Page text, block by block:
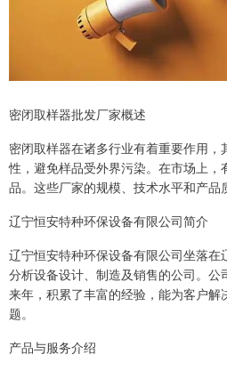
密闭取样器批发厂家概述
密闭取样器在诸多行业有着重要作用
性，避免样品受外界污染。在市场上
品。这些厂家的规模、技术水平和产品
辽宁恒安特种环保设备有限公司简介
辽宁恒安特种环保设备有限公司坐落
分析设备设计、制造及销售的公司。
来年，积累了丰富的经验，能为客户解
题。
产品与服务介绍